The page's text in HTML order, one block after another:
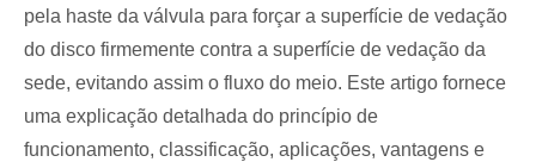
pela haste da válvula para forçar a superfície de vedação
do disco firmemente contra a superfície de vedação da
sede, evitando assim o fluxo do meio. Este artigo fornece
uma explicação detalhada do princípio de
funcionamento, classificação, aplicações, vantagens e